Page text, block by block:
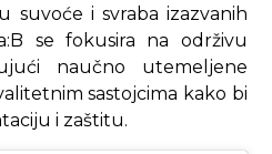
suvoće i svraba izazvanih
se fokusira na održivu
naučno utemeljene
sastojcima kako bi
i zaštitu.​